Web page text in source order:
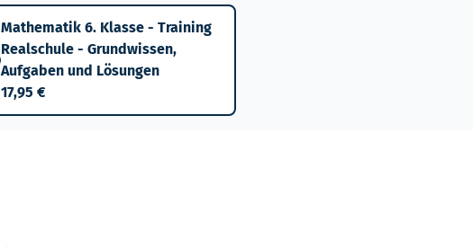
Mathematik 6. Klasse - Training
Realschule - Grundwissen,
Aufgaben und Lösungen
17,95 €